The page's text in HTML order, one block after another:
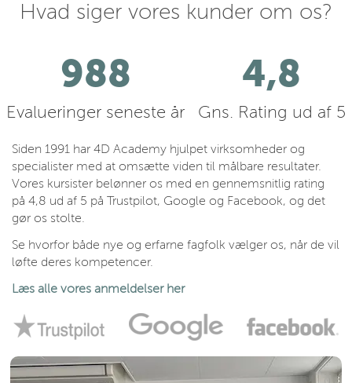
Hvad siger vores kunder om os?
1118
Evalueringer seneste år
4,8
Gns. Rating ud af 5
Siden 1991 har 4D Academy hjulpet virksomheder og
specialister med at omsætte viden til målbare resultater.
Vores kursister belønner os med en gennemsnitlig rating
på 4,8 ud af 5 på Trustpilot, Google og Facebook, og det
gør os stolte.
Se hvorfor både nye og erfarne fagfolk vælger os, når de vil
løfte deres kompetencer.
Læs alle vores anmeldelser her